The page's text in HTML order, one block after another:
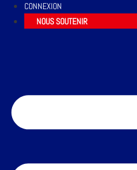
CONNEXION
NOUS SOUTENIR